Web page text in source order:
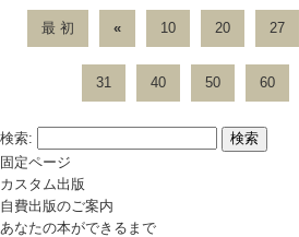
最 初 « 10 20 27
31 40 50 60
検索:
固定ページ
カスタム出版
自費出版のご案内
あなたの本ができるまで